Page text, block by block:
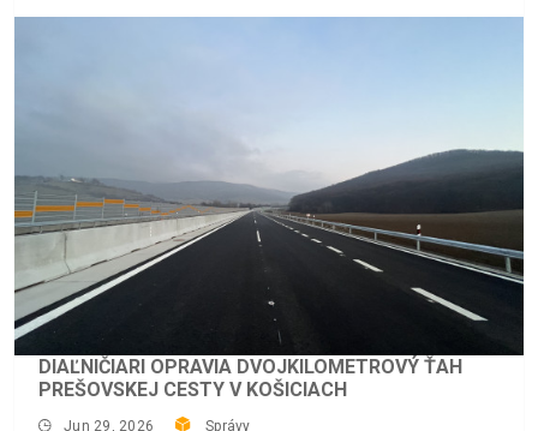
DIAĽNIČIARI OPRAVIA DVOJKILOMETROVÝ ŤAH
PREŠOVSKEJ CESTY V KOŠICIACH
Jun 29, 2026 Správy